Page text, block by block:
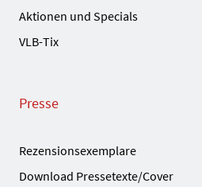
Aktionen und Specials
VLB-Tix
Presse
Rezensionsexemplare
Download Pressetexte/Cover